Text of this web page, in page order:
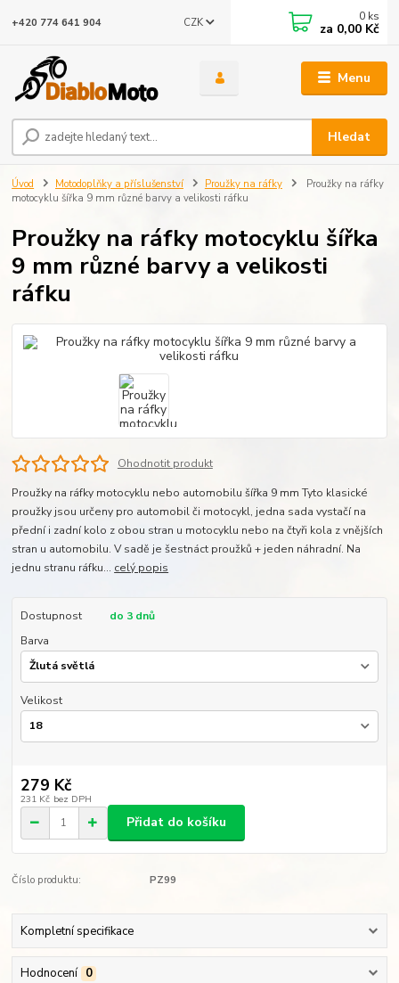
Menu
CZK
Hledat
+420 774 641 904 0 ks
za 0,00 Kč
Úvod Motodoplňky a příslušenství Proužky na ráfky
Proužky na ráfky
motocyklu šířka 9 mm různé barvy a velikosti ráfku
Proužky na ráfky motocyklu šířka
9 mm různé barvy a velikosti
ráfku
Ohodnotit produkt
Proužky na ráfky motocyklu nebo automobilu šířka 9 mm Tyto klasické
proužky jsou určeny pro automobil či motocykl, jedna sada vystačí na
přední i zadní kolo z obou stran u motocyklu nebo na čtyři kola z vnějších
stran u automobilu. V sadě je šestnáct proužků + jeden náhradní. Na
jednu stranu ráfku... celý popis
Dostupnost
do 3 dnů
Barva
Velikost
279 Kč
231 Kč bez DPH
Přidat do košíku
Číslo produktu: PZ99
Kompletní specifikace
Hodnocení 0